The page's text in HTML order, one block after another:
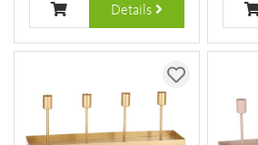
Details